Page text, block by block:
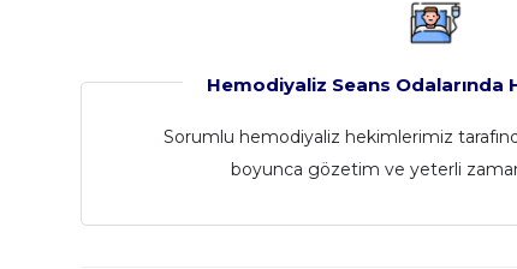
Hemodiyaliz Seans Odalarında
Sorumlu hemodiyaliz hekimlerimiz
boyunca gözetim ve yeterli